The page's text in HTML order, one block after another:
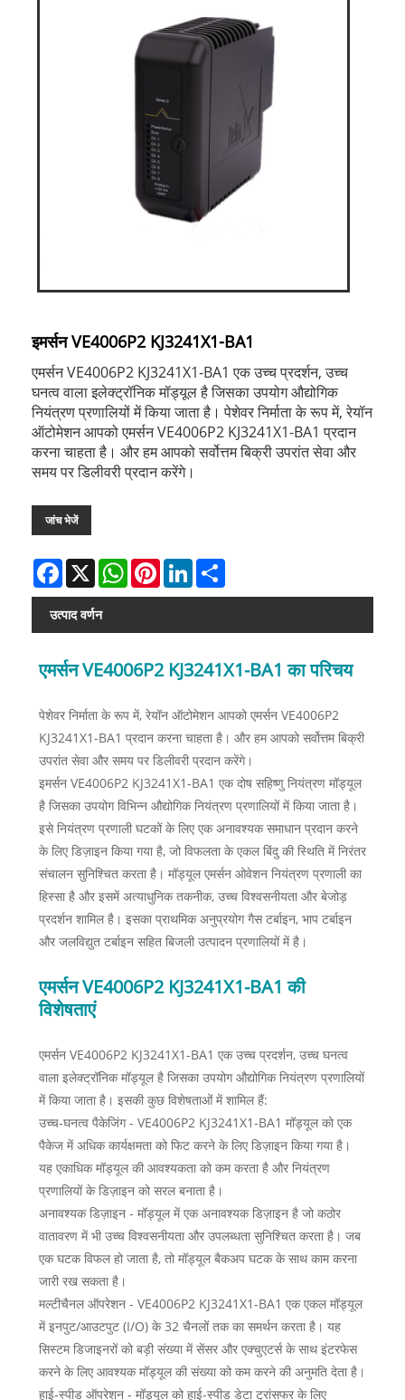
इमर्सन VE4006P2 KJ3241X1-BA1
एमर्सन VE4006P2 KJ3241X1-BA1 एक उच्च प्रदर्शन, उच्च
घनत्व वाला इलेक्ट्रॉनिक मॉड्यूल है जिसका उपयोग औद्योगिक
नियंत्रण प्रणालियों में किया जाता है। पेशेवर निर्माता के रूप में, रेयॉन
ऑटोमेशन आपको एमर्सन VE4006P2 KJ3241X1-BA1 प्रदान
करना चाहता है। और हम आपको सर्वोत्तम बिक्री उपरांत सेवा और
समय पर डिलीवरी प्रदान करेंगे।
जांच भेजें
Facebook
X WhatsAppPinterestLinkedIn
उत्पाद वर्णन
एमर्सन VE4006P2 KJ3241X1-BA1 का परिचय
पेशेवर निर्माता के रूप में, रेयॉन ऑटोमेशन आपको एमर्सन VE4006P2
KJ3241X1-BA1 प्रदान करना चाहता है। और हम आपको सर्वोत्तम बिक्री
उपरांत सेवा और समय पर डिलीवरी प्रदान करेंगे।
इमर्सन VE4006P2 KJ3241X1-BA1 एक दोष सहिष्णु नियंत्रण मॉड्यूल
है जिसका उपयोग विभिन्न औद्योगिक नियंत्रण प्रणालियों में किया जाता है।
इसे नियंत्रण प्रणाली घटकों के लिए एक अनावश्यक समाधान प्रदान करने
के लिए डिज़ाइन किया गया है, जो विफलता के एकल बिंदु की स्थिति में निरंतर
संचालन सुनिश्चित करता है। मॉड्यूल एमर्सन ओवेशन नियंत्रण प्रणाली का
हिस्सा है और इसमें अत्याधुनिक तकनीक, उच्च विश्वसनीयता और बेजोड़
प्रदर्शन शामिल है। इसका प्राथमिक अनुप्रयोग गैस टर्बाइन, भाप टर्बाइन
और जलविद्युत टर्बाइन सहित बिजली उत्पादन प्रणालियों में है।
एमर्सन VE4006P2 KJ3241X1-BA1 की
विशेषताएं
एमर्सन VE4006P2 KJ3241X1-BA1 एक उच्च प्रदर्शन, उच्च घनत्व
वाला इलेक्ट्रॉनिक मॉड्यूल है जिसका उपयोग औद्योगिक नियंत्रण प्रणालियों
में किया जाता है। इसकी कुछ विशेषताओं में शामिल हैं:
उच्च-घनत्व पैकेजिंग - VE4006P2 KJ3241X1-BA1 मॉड्यूल को एक
पैकेज में अधिक कार्यक्षमता को फिट करने के लिए डिज़ाइन किया गया है।
यह एकाधिक मॉड्यूल की आवश्यकता को कम करता है और नियंत्रण
प्रणालियों के डिज़ाइन को सरल बनाता है।
अनावश्यक डिज़ाइन - मॉड्यूल में एक अनावश्यक डिज़ाइन है जो कठोर
वातावरण में भी उच्च विश्वसनीयता और उपलब्धता सुनिश्चित करता है। जब
एक घटक विफल हो जाता है, तो मॉड्यूल बैकअप घटक के साथ काम करना
जारी रख सकता है।
मल्टीचैनल ऑपरेशन - VE4006P2 KJ3241X1-BA1 एक एकल मॉड्यूल
में इनपुट/आउटपुट (I/O) के 32 चैनलों तक का समर्थन करता है। यह
सिस्टम डिजाइनरों को बड़ी संख्या में सेंसर और एक्चुएटर्स के साथ इंटरफेस
करने के लिए आवश्यक मॉड्यूल की संख्या को कम करने की अनुमति देता है।
हाई-स्पीड ऑपरेशन - मॉड्यूल को हाई-स्पीड डेटा ट्रांसफर के लिए